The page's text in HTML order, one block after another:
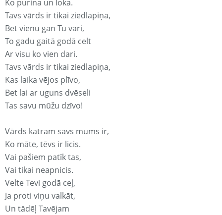
Ko purina un loka.
Tavs vārds ir tikai ziedlapiņa,
Bet vienu gan Tu vari,
To gadu gaitā godā celt
Ar visu ko vien dari.
Tavs vārds ir tikai ziedlapiņa,
Kas laika vējos plīvo,
Bet lai ar uguns dvēseli
Tas savu mūžu dzīvo!
Vārds katram savs mums ir,
Ko māte, tēvs ir licis.
Vai pašiem patīk tas,
Vai tikai neapnicis.
Velte Tevi godā ceļ,
Ja proti viņu valkāt,
Un tādēļ Tavējam